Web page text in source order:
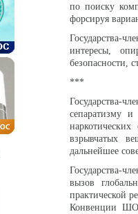
по поиску
форсируя
Государства-
интересы,
безопасности,
***
Государства-
сепаратизму и
взрывчатых
дальнейшее
Государства-
вызов
практической
Конвенции